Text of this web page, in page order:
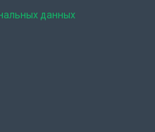
данных